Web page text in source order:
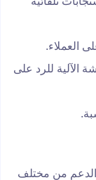
العملاء.
الآلية للرد على
الدعم من مختلف